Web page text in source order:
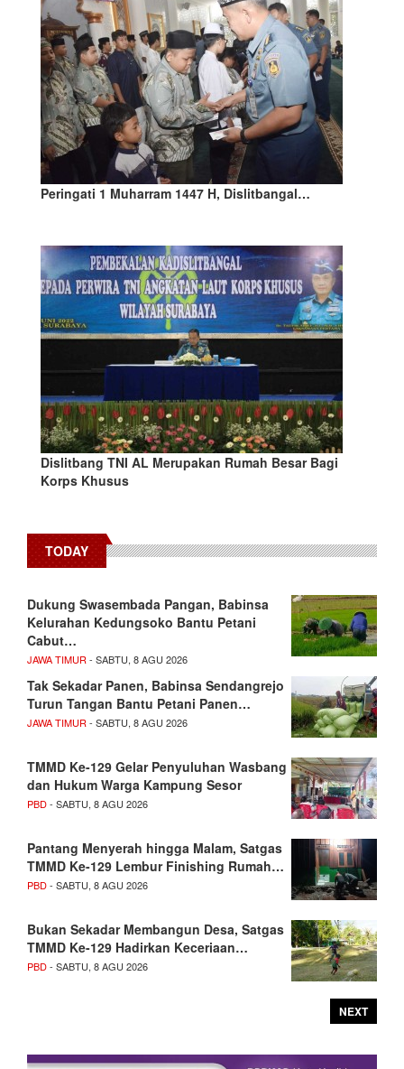
Peringati 1 Muharram 1447 H, Dislitbangal…
Dislitbang TNI AL Merupakan Rumah Besar Bagi
Korps Khusus
TODAY
Dukung Swasembada Pangan, Babinsa
Kelurahan Kedungsoko Bantu Petani
Cabut…
JAWA TIMUR- SABTU, 8 AGU 2026
Tak Sekadar Panen, Babinsa Sendangrejo
Turun Tangan Bantu Petani Panen…
JAWA TIMUR- SABTU, 8 AGU 2026
TMMD Ke-129 Gelar Penyuluhan Wasbang
dan Hukum Warga Kampung Sesor
PBD- SABTU, 8 AGU 2026
Pantang Menyerah hingga Malam, Satgas
TMMD Ke-129 Lembur Finishing Rumah…
PBD- SABTU, 8 AGU 2026
Bukan Sekadar Membangun Desa, Satgas
TMMD Ke-129 Hadirkan Keceriaan…
PBD- SABTU, 8 AGU 2026
NEXT